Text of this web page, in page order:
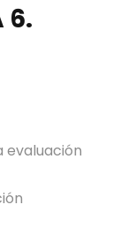
6.
evaluación